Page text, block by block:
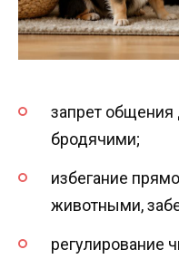
запрет
бродячими;
избегание
животными,
регулирование